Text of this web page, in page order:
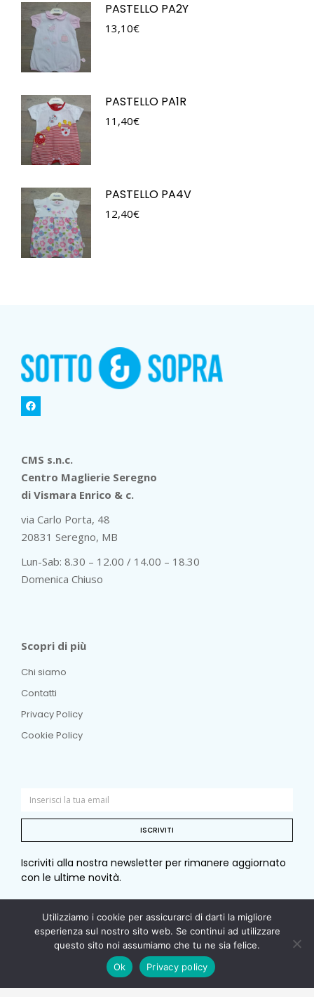
PASTELLO PA2Y
13,10€
PASTELLO PA1R
11,40€
PASTELLO PA4V
12,40€
CMS s.n.c.
Centro Maglierie Seregno
di Vismara Enrico & c.
via Carlo Porta, 48
20831 Seregno, MB
Lun-Sab: 8.30 – 12.00 / 14.00 – 18.30
Domenica Chiuso
Scopri di più
Chi siamo
Contatti
Privacy Policy
Cookie Policy
ISCRIVITI
Iscriviti alla nostra newsletter per rimanere aggiornato
con le ultime novità.
© Copyright 2026 Sotto e sopra. Tutti i diritti riservati. –
P. I. 00979840964 – C.F. 09786160151
Utilizziamo i cookie per assicurarci di darti la migliore
esperienza sul nostro sito web. Se continui ad utilizzare
questo sito noi assumiamo che tu ne sia felice.
Ok
Privacy policy